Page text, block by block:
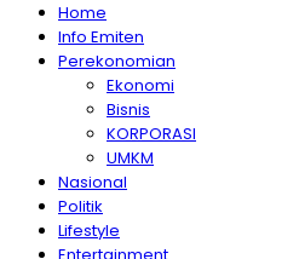
Home
Info Emiten
Perekonomian
Ekonomi
Bisnis
KORPORASI
UMKM
Nasional
Politik
Lifestyle